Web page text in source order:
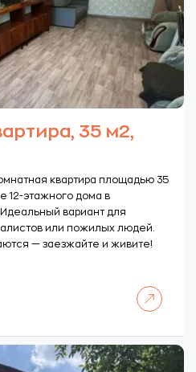
35 м2,
квартира площадью 35
12-этажного дома в
вариант для
или пожилых людей.
— заезжайте и живите!